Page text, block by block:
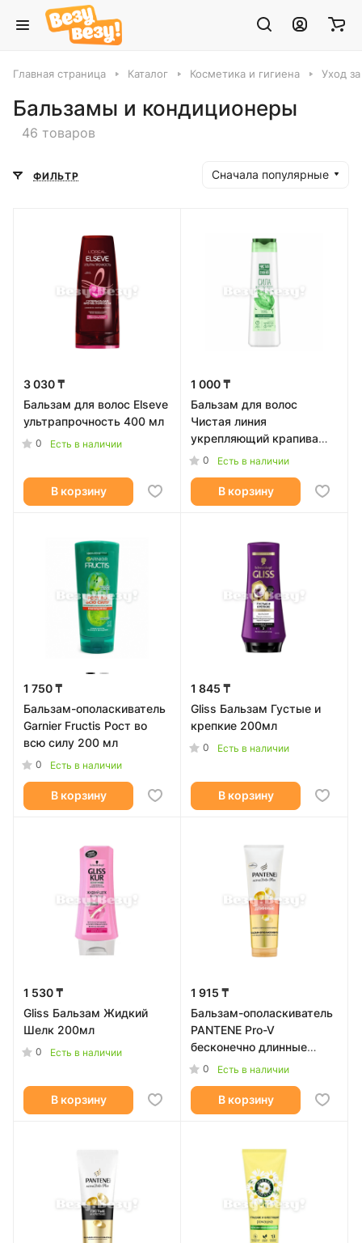
Главная страница Каталог Косметика и гигиена Уход
Бальзамы и кондиционеры
46 товаров
ФИЛЬТР Сначала популярные
3 030 ₸
Бальзам для волос Elseve
ультрапрочность 400 мл
0 Есть в наличии
В корзину
1 000 ₸
Бальзам для волос
Чистая линия
укрепляющий крапива
380мл
0 Есть в наличии
В корзину
1 750 ₸
Бальзам-ополаскиватель
Garnier Fructis Рост во
всю силу 200 мл
0 Есть в наличии
В корзину
1 845 ₸
Gliss Бальзам Густые и
крепкие 200мл
0 Есть в наличии
В корзину
1 530 ₸
Gliss Бальзам Жидкий
Шелк 200мл
0 Есть в наличии
В корзину
1 915 ₸
Бальзам-ополаскиватель
PANTENE Pro-V
бесконечно длинные
275мл
0 Есть в наличии
В корзину